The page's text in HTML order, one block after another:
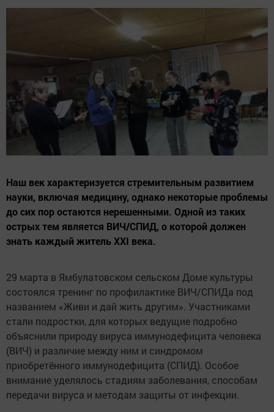
Наш век характеризуется стремительным развитием
науки, включая медицину, однако некоторые проблемы
до сих пор остаются нерешенными. Одной из таких
острых тем является ВИЧ/СПИД, о которой должен
знать каждый житель XXI века.
29 марта в Ямбулатовском сельском Доме культуры
состоялся тренинг по профилактике ВИЧ/СПИДа под
названием «Живи и дай жить другим». Участниками
стали подростки, для которых ведущие подробно
объяснили природу вируса иммунодефицита человека
(ВИЧ) и различие между ним и синдромом
приобретённого иммунодефицита (СПИД). Особое
внимание уделялось стадиям заболевания, способам
передачи вируса и методам защиты от инфекции.